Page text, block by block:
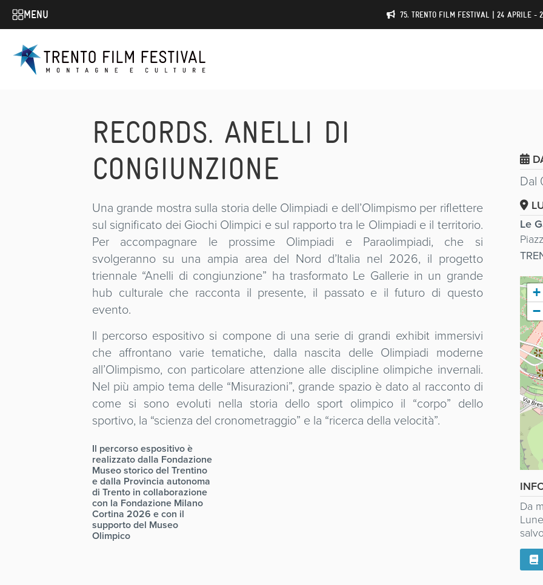
MENU 75. TRENTO FILM FESTIVAL | 24 APRILE -
RECORDS. ANELLI DI
CONGIUNZIONE
Una grande mostra sulla storia delle Olimpiadi e dell’Olimpismo per riflettere
sul significato dei Giochi Olimpici e sul rapporto tra le Olimpiadi e il territorio.
Per accompagnare le prossime Olimpiadi e Paraolimpiadi, che si
svolgeranno su una ampia area del Nord d’Italia nel 2026, il progetto
triennale “Anelli di congiunzione” ha trasformato Le Gallerie in un grande
hub culturale che racconta il presente, il passato e il futuro di questo
evento.
Il percorso espositivo si compone di una serie di grandi exhibit immersivi
che affrontano varie tematiche, dalla nascita delle Olimpiadi moderne
all’Olimpismo, con particolare attenzione alle discipline olimpiche invernali.
Nel più ampio tema delle “Misurazioni”, grande spazio è dato al racconto di
come si sono evoluti nella storia dello sport olimpico il “corpo” dello
sportivo, la “scienza del cronometraggio” e la “ricerca della velocità”.
Il percorso espositivo è
realizzato dalla Fondazione
Museo storico del Trentino
e dalla Provincia autonoma
di Trento in collaborazione
con la Fondazione Milano
Cortina 2026 e con il
supporto del Museo
Olimpico
Dal
Le
+
−
Da